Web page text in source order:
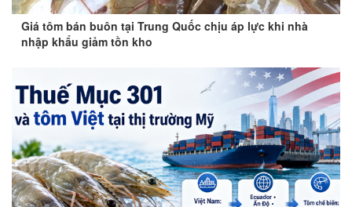
Giá tôm bán buôn tại Trung Quốc chịu áp lực khi nhà
nhập khẩu giảm tồn kho